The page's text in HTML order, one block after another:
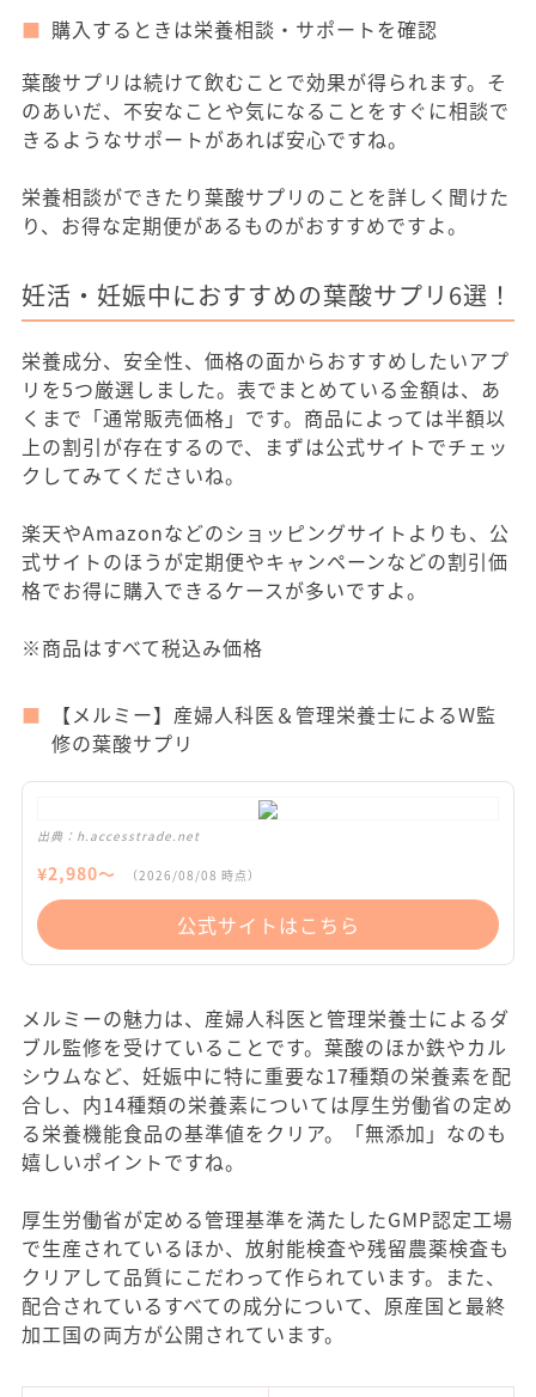
購入するときは栄養相談・サポートを確認
葉酸サプリは続けて飲むことで効果が得られます。そ
のあいだ、不安なことや気になることをすぐに相談で
きるようなサポートがあれば安心ですね。
栄養相談ができたり葉酸サプリのことを詳しく聞けた
り、お得な定期便があるものがおすすめですよ。
妊活・妊娠中におすすめの葉酸サプリ6選！
栄養成分、安全性、価格の面からおすすめしたいアプ
リを5つ厳選しました。表でまとめている金額は、あ
くまで「通常販売価格」です。商品によっては半額以
上の割引が存在するので、まずは公式サイトでチェッ
クしてみてくださいね。
楽天やAmazonなどのショッピングサイトよりも、公
式サイトのほうが定期便やキャンペーンなどの割引価
格でお得に購入できるケースが多いですよ。
※商品はすべて税込み価格
【メルミー】産婦人科医＆管理栄養士によるW監
修の葉酸サプリ
出典： h.accesstrade.net
¥2,980〜 （2026/08/08 時点）
公式サイトはこちら
メルミーの魅力は、産婦人科医と管理栄養士によるダ
ブル監修を受けていることです。葉酸のほか鉄やカル
シウムなど、妊娠中に特に重要な17種類の栄養素を配
合し、内14種類の栄養素については厚生労働省の定め
る栄養機能食品の基準値をクリア。「無添加」なのも
嬉しいポイントですね。
厚生労働省が定める管理基準を満たしたGMP認定工場
で生産されているほか、放射能検査や残留農薬検査も
クリアして品質にこだわって作られています。また、
配合されているすべての成分について、原産国と最終
加工国の両方が公開されています。